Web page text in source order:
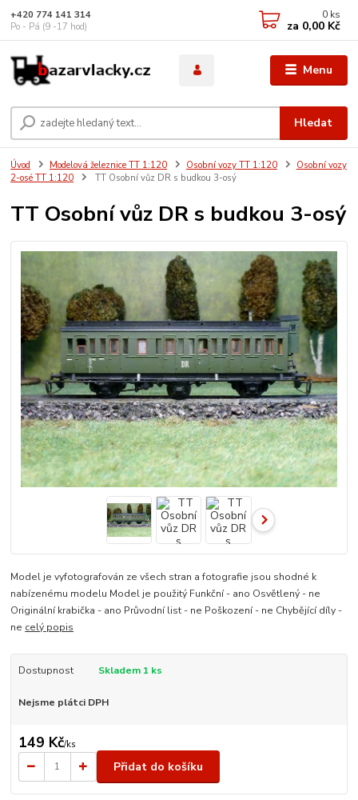
Menu
Hledat
+420 774 141 314
Po - Pá (9 -17 hod)
0 ks
za 0,00 Kč
Úvod Modelová železnice TT 1:120 Osobní vozy TT 1:120
Osobní vozy
2-osé TT 1:120
TT Osobní vůz DR s budkou 3-osý
TT Osobní vůz DR s budkou 3-osý
Model je vyfotografován ze všech stran a fotografie jsou shodné k
nabízenému modelu Model je použitý Funkční - ano Osvětlený - ne
Originální krabička - ano Průvodní list - ne Poškození - ne Chybějící díly -
ne celý popis
Dostupnost Skladem 1 ks
Nejsme plátci DPH
149 Kč/ks
Přidat do košíku